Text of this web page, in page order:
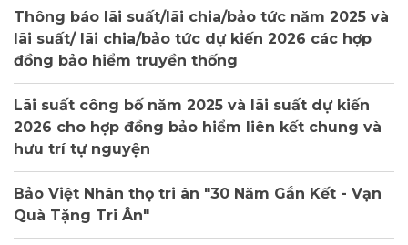
Thông báo lãi suất/lãi chia/bảo tức năm 2025 và
lãi suất/ lãi chia/bảo tức dự kiến 2026 các hợp
đồng bảo hiểm truyền thống
Lãi suất công bố năm 2025 và lãi suất dự kiến
2026 cho hợp đồng bảo hiểm liên kết chung và
hưu trí tự nguyện
Bảo Việt Nhân thọ tri ân "30 Năm Gắn Kết - Vạn
Quà Tặng Tri Ân"